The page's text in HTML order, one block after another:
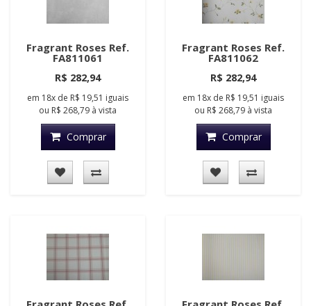
Fragrant Roses Ref.
FA811061
R$ 282,94
em 18x de R$ 19,51 iguais
ou R$ 268,79 à vista
Comprar
Fragrant Roses Ref.
FA811062
R$ 282,94
em 18x de R$ 19,51 iguais
ou R$ 268,79 à vista
Comprar